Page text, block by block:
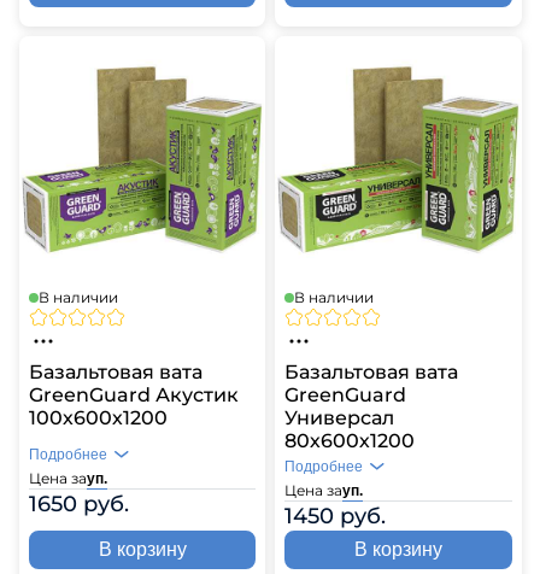
В наличии
Базальтовая вата
GreenGuard Акустик
100х600х1200
Цена зауп.
1650 руб.
Подробнее
В корзину
В наличии
Базальтовая вата
GreenGuard
Универсал
80х600х1200
Цена зауп.
1450 руб.
Подробнее
В корзину